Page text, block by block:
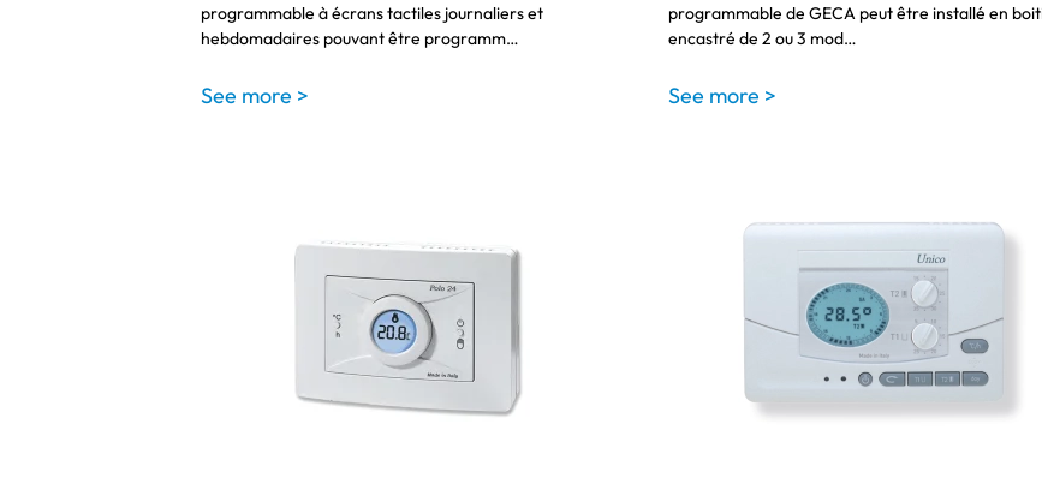
programmable à écrans tactiles journaliers et
hebdomadaires pouvant être programm…
See more >
programmable de GECA peut être installé en
encastré de 2 ou 3 mod…
See more >